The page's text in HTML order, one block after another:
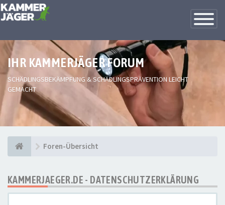
Toggle
IHR KAMMERJÄGER FORUM
SCHÄDLINGSBEKÄMPFUNG & SCHÄDLINGSPRÄVENTION LEICHT
GEMACHT
Foren-Übersicht
KAMMERJAEGER.DE - DATENSCHUTZERKLÄRUNG